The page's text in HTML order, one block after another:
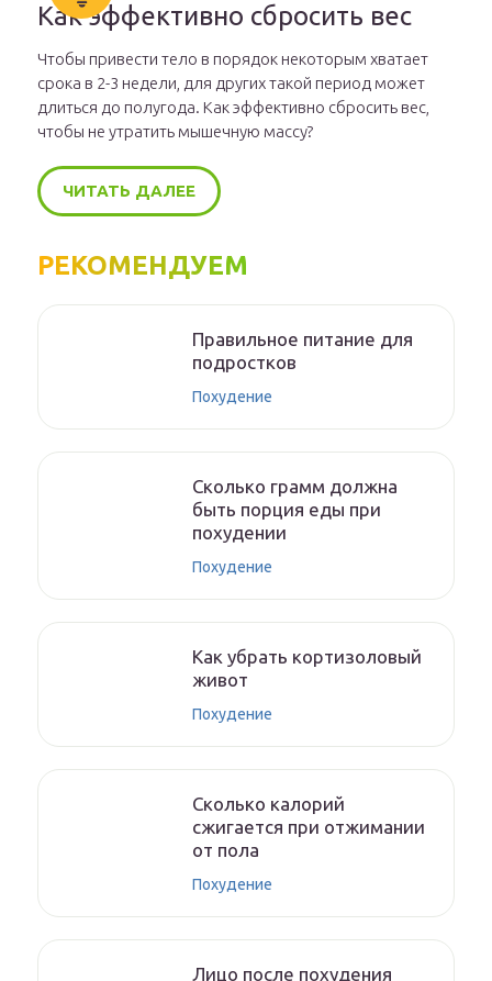
Как эффективно сбросить вес
Чтобы привести тело в порядок некоторым хватает
срока в 2-3 недели, для других такой период может
длиться до полугода. Как эффективно сбросить вес,
чтобы не утратить мышечную массу?
ЧИТАТЬ ДАЛЕЕ
РЕКОМЕНДУЕМ
Правильное питание для
подростков
Похудение
Сколько грамм должна
быть порция еды при
похудении
Похудение
Как убрать кортизоловый
живот
Похудение
Сколько калорий
сжигается при отжимании
от пола
Похудение
Лицо после похудения